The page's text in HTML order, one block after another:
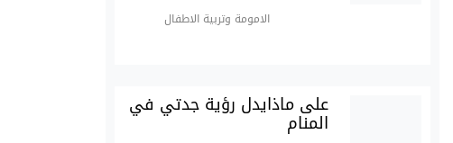
الامومة وتربية الاطفال
على ماذايدل رؤية جدتي في
المنام